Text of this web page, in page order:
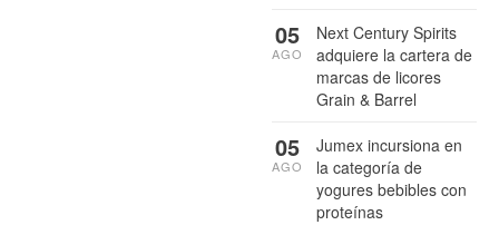
Next Century Spirits
adquiere la cartera de
marcas de licores
Grain & Barrel
05
AGO
Jumex incursiona en
la categoría de
yogures bebibles con
proteínas
05
AGO